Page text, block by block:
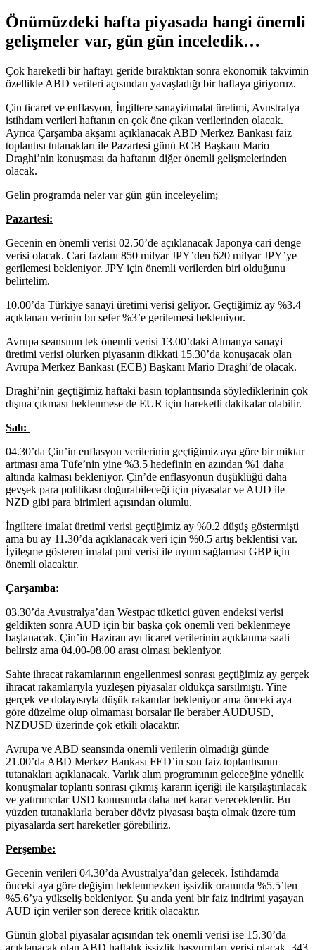
Önümüzdeki hafta piyasada hangi önemli
gelişmeler var, gün gün inceledik…
Çok hareketli bir haftayı geride bıraktıktan sonra ekonomik takvimin
özellikle ABD verileri açısından yavaşladığı bir haftaya giriyoruz.
Çin ticaret ve enflasyon, İngiltere sanayi/imalat üretimi, Avustralya
istihdam verileri haftanın en çok öne çıkan verilerinden olacak.
Ayrıca Çarşamba akşamı açıklanacak ABD Merkez Bankası faiz
toplantısı tutanakları ile Pazartesi günü ECB Başkanı Mario
Draghi’nin konuşması da haftanın diğer önemli gelişmelerinden
olacak.
Gelin programda neler var gün gün inceleyelim;
Pazartesi:
Gecenin en önemli verisi 02.50’de açıklanacak Japonya cari denge
verisi olacak. Cari fazlanı 850 milyar JPY’den 620 milyar JPY’ye
gerilemesi bekleniyor. JPY için önemli verilerden biri olduğunu
belirtelim.
10.00’da Türkiye sanayi üretimi verisi geliyor. Geçtiğimiz ay %3.4
açıklanan verinin bu sefer %3’e gerilemesi bekleniyor.
Avrupa seansının tek önemli verisi 13.00’daki Almanya sanayi
üretimi verisi olurken piyasanın dikkati 15.30’da konuşacak olan
Avrupa Merkez Bankası (ECB) Başkanı Mario Draghi’de olacak.
Draghi’nin geçtiğimiz haftaki basın toplantısında söylediklerinin çok
dışına çıkması beklenmese de EUR için hareketli dakikalar olabilir.
Salı:
04.30’da Çin’in enflasyon verilerinin geçtiğimiz aya göre bir miktar
artması ama Tüfe’nin yine %3.5 hedefinin en azından %1 daha
altında kalması bekleniyor. Çin’de enflasyonun düşüklüğü daha
gevşek para politikası doğurabileceği için piyasalar ve AUD ile
NZD gibi para birimleri açısından olumlu.
İngiltere imalat üretimi verisi geçtiğimiz ay %0.2 düşüş göstermişti
ama bu ay 11.30’da açıklanacak veri için %0.5 artış beklentisi var.
İyileşme gösteren imalat pmi verisi ile uyum sağlaması GBP için
önemli olacaktır.
Çarşamba:
03.30’da Avustralya’dan Westpac tüketici güven endeksi verisi
geldikten sonra AUD için bir başka çok önemli veri beklenmeye
başlanacak. Çin’in Haziran ayı ticaret verilerinin açıklanma saati
belirsiz ama 04.00-08.00 arası olması bekleniyor.
Sahte ihracat rakamlarının engellenmesi sonrası geçtiğimiz ay gerçek
ihracat rakamlarıyla yüzleşen piyasalar oldukça sarsılmıştı. Yine
gerçek ve dolayısıyla düşük rakamlar bekleniyor ama önceki aya
göre düzelme olup olmaması borsalar ile beraber AUDUSD,
NZDUSD üzerinde çok etkili olacaktır.
Avrupa ve ABD seansında önemli verilerin olmadığı günde
21.00’da ABD Merkez Bankası FED’in son faiz toplantısının
tutanakları açıklanacak. Varlık alım programının geleceğine yönelik
konuşmalar toplantı sonrası çıkmış kararın içeriği ile karşılaştırılacak
ve yatırımcılar USD konusunda daha net karar vereceklerdir. Bu
yüzden tutanaklarla beraber döviz piyasası başta olmak üzere tüm
piyasalarda sert hareketler görebiliriz.
Perşembe:
Gecenin verileri 04.30’da Avustralya’dan gelecek. İstihdamda
önceki aya göre değişim beklenmezken işsizlik oranında %5.5’ten
%5.6’ya yükseliş bekleniyor. Şu anda yeni bir faiz indirimi yaşayan
AUD için veriler son derece kritik olacaktır.
Günün global piyasalar açısından tek önemli verisi ise 15.30’da
açıklanacak olan ABD haftalık işsizlik başvuruları verisi olacak. 343